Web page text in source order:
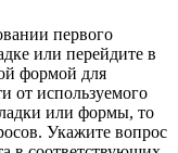
первого
или перейдите в
формой для
от используемого
или формы, то
Укажите вопрос